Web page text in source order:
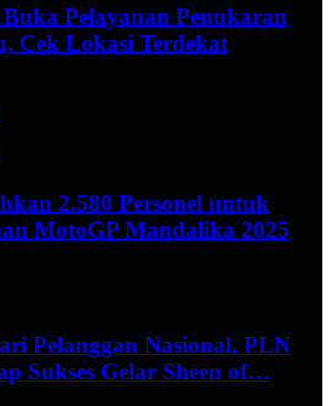
Pelayanan Penukaran
Cek Lokasi Terdekat
2.580 Personel untuk
MotoGP Mandalika 2025
Pelanggan Nasional, PLN
Sukses Gelar Sheen of…